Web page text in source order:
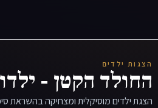
הצגות ילדים
החולד הקטן - ילדותא
הצגת ילדים מוסיקלית ומצחיקה בהשראת